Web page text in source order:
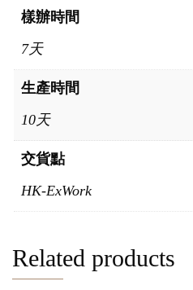
樣辦時間
7天
生產時間
10天
交貨點
HK-ExWork
Related products